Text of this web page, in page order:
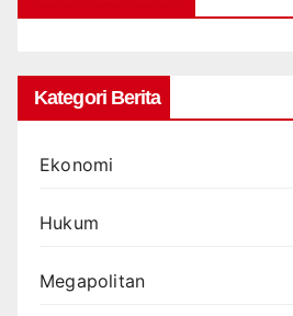
Kategori Berita
Ekonomi
Hukum
Megapolitan